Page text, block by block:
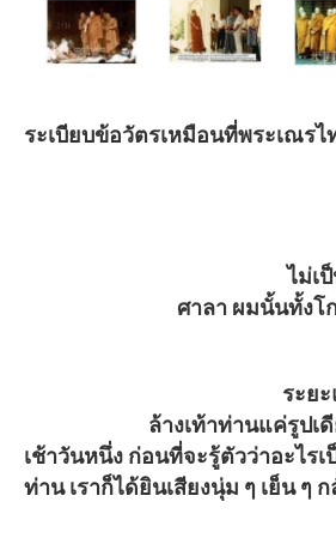
ระเบียบข้อวัตรเหมือ
อุบายในการสอนแล
“…บางครั้งหลวงพ่อ
ไม่เป็น ขยุ้มอาหาร
ศาลา ผมนั้นทั้งโกรธ
“…ทุกเช้าเวลาหล
ระยะแรก ๆ ที่ผมไ
ล้างเท้าท่านแค่รูป
เช้าวันหนึ่ง ก่อนที่จะรู้
ท่าน เราก็ได้ยินเสีย